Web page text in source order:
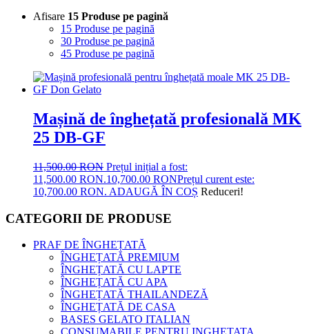
Afisare 15 Produse pe pagină
15 Produse pe pagină
30 Produse pe pagină
45 Produse pe pagină
Mașină de înghețată profesională MK
25 DB-GF
11,500.00RON Prețul inițial a fost:
11,500.00 RON.10,700.00 RONPrețul curent este:
10,700.00 RON. ADAUGĂ ÎN COȘ Reduceri!
CATEGORII DE PRODUSE
PRAF DE ÎNGHEȚATĂ
ÎNGHEȚATĂ PREMIUM
ÎNGHEȚATĂ CU LAPTE
ÎNGHEȚATĂ CU APA
ÎNGHEȚATĂ THAILANDEZĂ
ÎNGHEȚATĂ DE CASA
BASES GELATO ITALIAN